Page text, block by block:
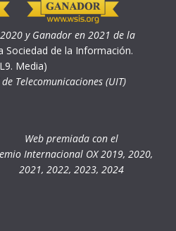
y Ganador en 2021 de la
Sociedad de la Información.
Media)
Telecomunicaciones (UIT)
Web premiada con el
Internacional OX 2019, 2020,
2021, 2022, 2023, 2024